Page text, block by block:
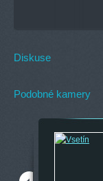
Diskuse
Podobné kamery